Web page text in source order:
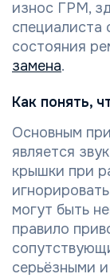
износ ГРМ,
специалиста
состояния
замена.
Как понять,
Основным
является
крышки при
могут быть
правило
серьёзными